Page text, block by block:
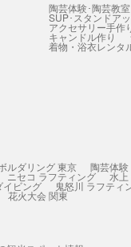
陶芸体験･陶芸教室
SUP･スタンドア
アクセサリー手作
キャンドル作り
着物・浴衣レンタ
ルダリング 東京 陶芸体
ニセコ ラフティング 水上
イビング 鬼怒川 ラフティ
花火大会 関東